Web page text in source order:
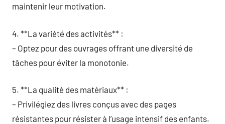
maintenir leur motivation.
4. **La variété des activités** :
– Optez pour des ouvrages offrant une diversité de
tâches pour éviter la monotonie.
5. **La qualité des matériaux** :
– Privilégiez des livres conçus avec des pages
résistantes pour résister à l’usage intensif des enfants.